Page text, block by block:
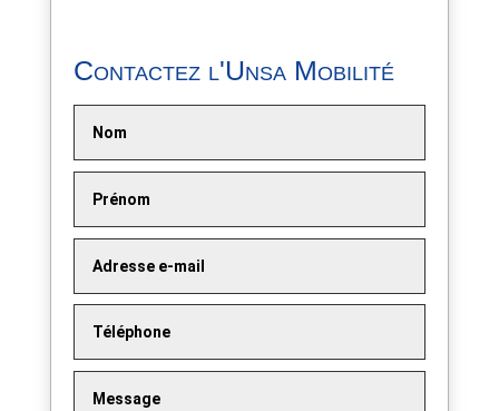
Contactez l'Unsa Mobilité